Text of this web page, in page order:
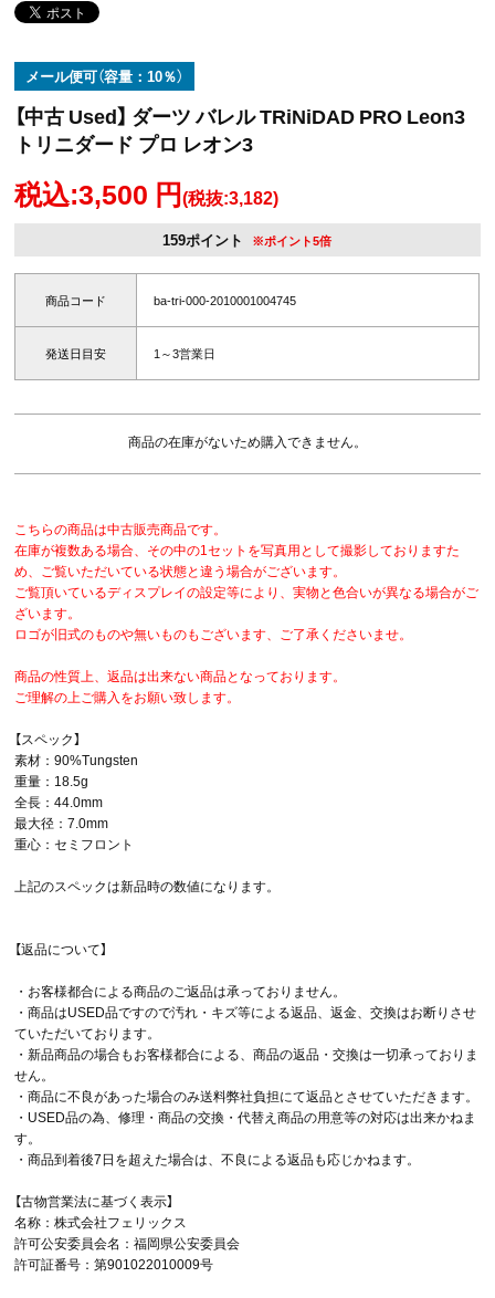
メール便可（容量：10％）
【中古 Used】 ダーツ バレル TRiNiDAD PRO Leon3
トリニダード プロ レオン3
税込:3,500 円(税抜:3,182)
159ポイント ※ポイント5倍
商品コード ba-tri-000-2010001004745
発送日目安 1～3営業日
商品の在庫がないため購入できません。
こちらの商品は中古販売商品です。
在庫が複数ある場合、その中の1セットを写真用として撮影しておりますた
め、ご覧いただいている状態と違う場合がございます。
ご覧頂いているディスプレイの設定等により、実物と色合いが異なる場合がご
ざいます。
ロゴが旧式のものや無いものもございます、ご了承くださいませ。
商品の性質上、返品は出来ない商品となっております。
ご理解の上ご購入をお願い致します。
【スペック】
素材：90%Tungsten
重量：18.5g
全長：44.0mm
最大径：7.0mm
重心：セミフロント
上記のスペックは新品時の数値になります。
【返品について】
・お客様都合による商品のご返品は承っておりません。
・商品はUSED品ですので汚れ・キズ等による返品、返金、交換はお断りさせ
ていただいております。
・新品商品の場合もお客様都合による、商品の返品・交換は一切承っておりま
せん。
・商品に不良があった場合のみ送料弊社負担にて返品とさせていただきます。
・USED品の為、修理・商品の交換・代替え商品の用意等の対応は出来かねま
す。
・商品到着後7日を超えた場合は、不良による返品も応じかねます。
【古物営業法に基づく表示】
名称：株式会社フェリックス
許可公安委員会名：福岡県公安委員会
許可証番号：第901022010009号